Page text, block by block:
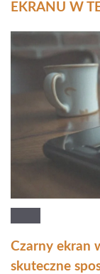
EKRANU W
Czarny ekran
skuteczne